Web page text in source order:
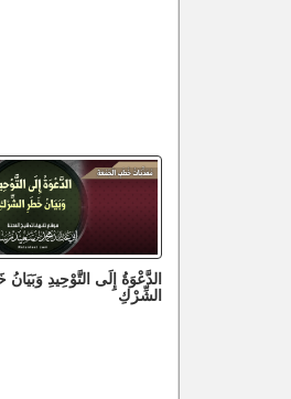
الدَّعْوَةُ إِلَى التَّوْحِيدِ وَبَيَانُ
الشِّرْكِ